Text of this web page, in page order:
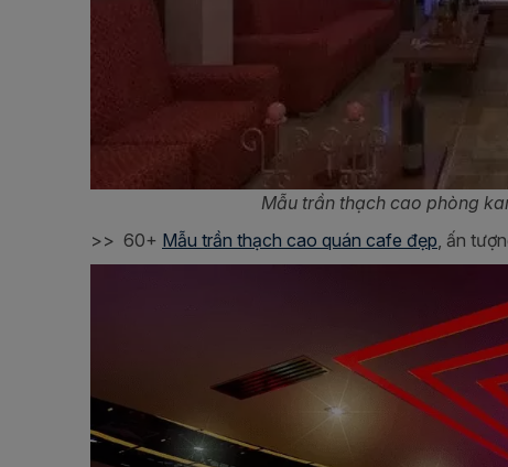
Mẫu trần thạch cao phòng
>> 60+ Mẫu trần thạch cao quán cafe đẹp, ấn